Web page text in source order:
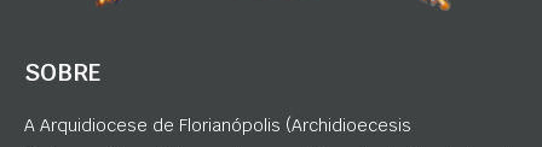
SOBRE
A Arquidiocese de Florianópolis (Archidioecesis